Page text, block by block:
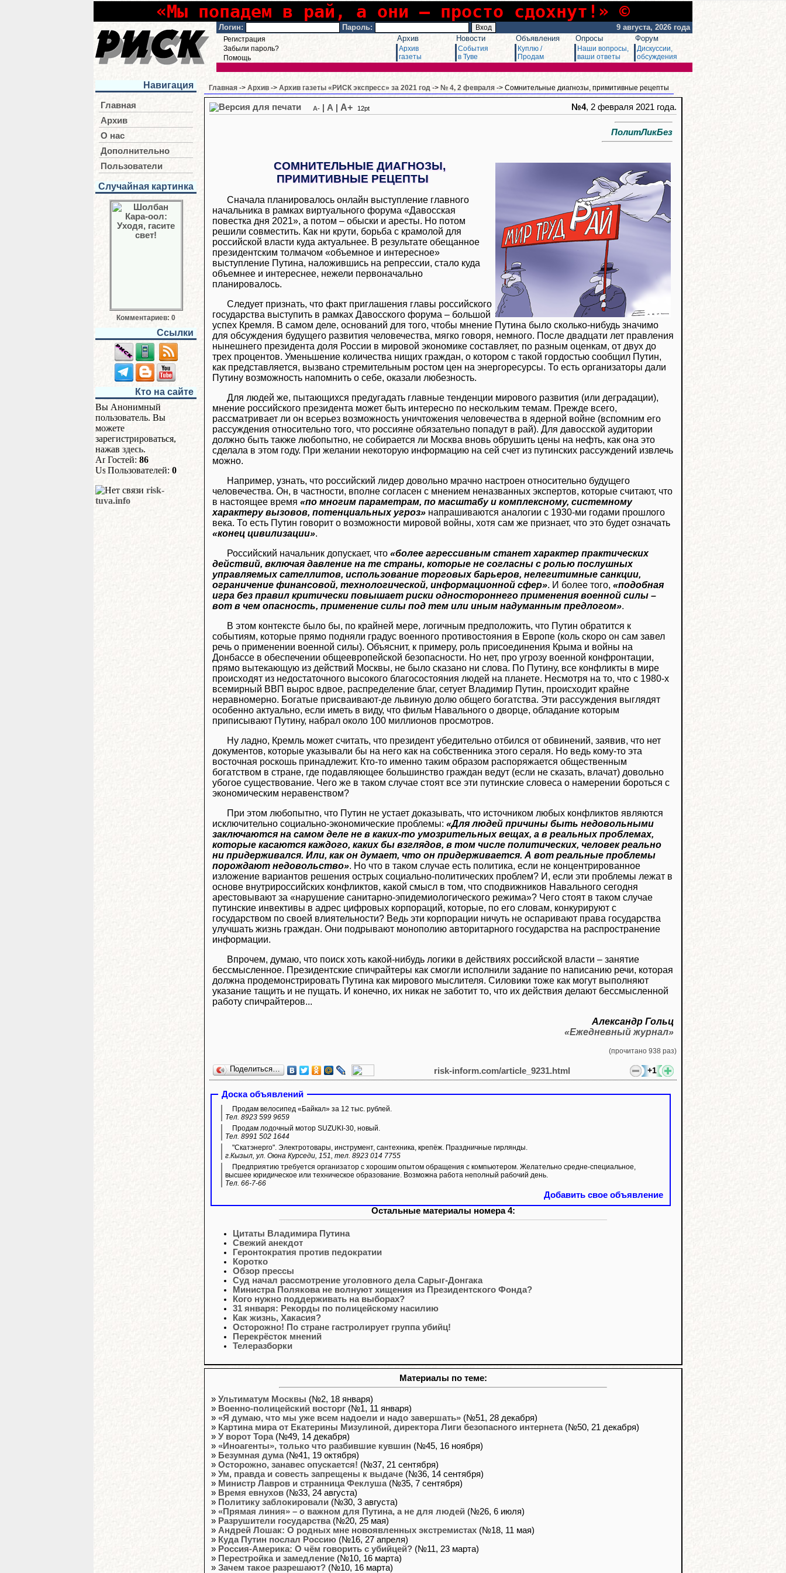
«Мы попадем в рай, а они – просто сдохнут!» ©
Логин: Пароль: 9 августа, 2026 года
Регистрация
Забыли пароль?
Помощь
Архив
Архив
газеты
Новости
События
в Туве
Объявления
Куплю /
Продам
Опросы
Наши вопросы,
ваши ответы
Форум
Дискуссии,
обсуждения
Навигация
Главная
Архив
О нас
Дополнительно
Пользователи
Случайная картинка
Комментариев: 0
Ссылки
Кто на сайте
Вы Анонимный
пользователь. Вы
можете
зарегистрироваться,
нажав здесь.
Гостей: 86
Пользователей: 0
risk-
tuva.info
Главная -> Архив -> Архив газеты «РИСК экспресс» за 2021 год -> № 4, 2 февраля -> Сомнительные диагнозы, примитивные рецепты
A- A A+ 12pt №4, 2 февраля 2021 года.
ПолитЛикБез
СОМНИТЕЛЬНЫЕ ДИАГНОЗЫ,
ПРИМИТИВНЫЕ РЕЦЕПТЫ
Сначала планировалось онлайн выступление главного
начальника в рамках виртуального форума «Давосская
повестка дня 2021», а потом – обыски и аресты. Но потом
решили совместить. Как ни крути, борьба с крамолой для
российской власти куда актуальнее. В результате обещанное
президентским толмачом «объемное и интересное»
выступление Путина, наложившись на репрессии, стало куда
объемнее и интереснее, нежели первоначально
планировалось.
Следует признать, что факт приглашения главы российского
государства выступить в рамках Давосского форума – большой
успех Кремля. В самом деле, оснований для того, чтобы мнение Путина было сколько-нибудь значимо
для обсуждения будущего развития человечества, мягко говоря, немного. После двадцати лет правления
нынешнего президента доля России в мировой экономике составляет, по разным оценкам, от двух до
трех процентов. Уменьшение количества нищих граждан, о котором с такой гордостью сообщил Путин,
как представляется, вызвано стремительным ростом цен на энергоресурсы. То есть организаторы дали
Путину возможность напомнить о себе, оказали любезность.
Для людей же, пытающихся предугадать главные тенденции мирового развития (или деградации),
мнение российского президента может быть интересно по нескольким темам. Прежде всего,
рассматривает ли он всерьез возможность уничтожения человечества в ядерной войне (вспомним его
рассуждения относительно того, что россияне обязательно попадут в рай). Для давосской аудитории
должно быть также любопытно, не собирается ли Москва вновь обрушить цены на нефть, как она это
сделала в этом году. При желании некоторую информацию на сей счет из путинских рассуждений извлечь
можно.
Например, узнать, что российский лидер довольно мрачно настроен относительно будущего
человечества. Он, в частности, вполне согласен с мнением неназванных экспертов, которые считают, что
в настоящее время «по многим параметрам, по масштабу и комплексному, системному
характеру вызовов, потенциальных угроз» напрашиваются аналогии с 1930-ми годами прошлого
века. То есть Путин говорит о возможности мировой войны, хотя сам же признает, что это будет означать
«конец цивилизации».
Российский начальник допускает, что «более агрессивным станет характер практических
действий, включая давление на те страны, которые не согласны с ролью послушных
управляемых сателлитов, использование торговых барьеров, нелегитимные санкции,
ограничение финансовой, технологической, информационной сфер». И более того, «подобная
игра без правил критически повышает риски одностороннего применения военной силы –
вот в чем опасность, применение силы под тем или иным надуманным предлогом».
В этом контексте было бы, по крайней мере, логичным предположить, что Путин обратится к
событиям, которые прямо подняли градус военного противостояния в Европе (коль скоро он сам завел
речь о применении военной силы). Объяснит, к примеру, роль присоединения Крыма и войны на
Донбассе в обеспечении общеевропейской безопасности. Но нет, про угрозу военной конфронтации,
прямо вытекающую из действий Москвы, не было сказано ни слова. По Путину, все конфликты в мире
происходят из недостаточного высокого благосостояния людей на планете. Несмотря на то, что с 1980-х
всемирный ВВП вырос вдвое, распределение благ, сетует Владимир Путин, происходит крайне
неравномерно. Богатые присваивают-де львиную долю общего богатства. Эти рассуждения выглядят
особенно актуально, если иметь в виду, что фильм Навального о дворце, обладание которым
приписывают Путину, набрал около 100 миллионов просмотров.
Ну ладно, Кремль может считать, что президент убедительно отбился от обвинений, заявив, что нет
документов, которые указывали бы на него как на собственника этого сераля. Но ведь кому-то эта
восточная роскошь принадлежит. Кто-то именно таким образом распоряжается общественным
богатством в стране, где подавляющее большинство граждан ведут (если не сказать, влачат) довольно
убогое существование. Чего же в таком случае стоят все эти путинские словеса о намерении бороться с
экономическим неравенством?
При этом любопытно, что Путин не устает доказывать, что источником любых конфликтов являются
исключительно социально-экономические проблемы: «Для людей причины быть недовольными
заключаются на самом деле не в каких-то умозрительных вещах, а в реальных проблемах,
которые касаются каждого, каких бы взглядов, в том числе политических, человек реально
ни придерживался. Или, как он думает, что он придерживается. А вот реальные проблемы
порождают недовольство». Но что в таком случае есть политика, если не концентрированное
изложение вариантов решения острых социально-политических проблем? И, если эти проблемы лежат в
основе внутрироссийских конфликтов, какой смысл в том, что сподвижников Навального сегодня
арестовывают за «нарушение санитарно-эпидемиологического режима»? Чего стоят в таком случае
путинские инвективы в адрес цифровых корпораций, которые, по его словам, конкурируют с
государством по своей влиятельности? Ведь эти корпорации ничуть не оспаривают права государства
улучшать жизнь граждан. Они подрывают монополию авторитарного государства на распространение
информации.
Впрочем, думаю, что поиск хоть какой-нибудь логики в действиях российской власти – занятие
бессмысленное. Президентские спичрайтеры как смогли исполнили задание по написанию речи, которая
должна продемонстрировать Путина как мирового мыслителя. Силовики тоже как могут выполняют
указание тащить и не пущать. И конечно, их никак не заботит то, что их действия делают бессмысленной
работу спичрайтеров...
Александр Гольц
«Ежедневный журнал»
(прочитано 938 раз)
Поделиться… +1
risk-inform.com/article_9231.html
Доска объявлений
Продам велосипед «Байкал» за 12 тыс. рублей.
Тел. 8923 599 9659
Продам лодочный мотор SUZUKI-30, новый.
Тел. 8991 502 1644
"Скатэнерго". Электротовары, инструмент, сантехника, крепёж. Праздничные гирлянды.
г.Кызыл, ул. Оюна Курседи, 151, тел. 8923 014 7755
Предприятию требуется организатор с хорошим опытом обращения с компьютером. Желательно средне-специальное,
высшее юридическое или техническое образование. Возможна работа неполный рабочий день.
Тел. 66-7-66
Добавить свое объявление
Остальные материалы номера 4:
Цитаты Владимира Путина
Свежий анекдот
Геронтократия против педократии
Коротко
Обзор прессы
Суд начал рассмотрение уголовного дела Сарыг-Донгака
Министра Полякова не волнуют хищения из Президентского Фонда?
Кого нужно поддерживать на выборах?
31 января: Рекорды по полицейскому насилию
Как жизнь, Хакасия?
Осторожно! По стране гастролирует группа убийц!
Перекрёсток мнений
Телеразборки
Материалы по теме:
» Ультиматум Москвы (№2, 18 января)
» Военно-полицейский восторг (№1, 11 января)
» «Я думаю, что мы уже всем надоели и надо завершать» (№51, 28 декабря)
» Картина мира от Екатерины Мизулиной, директора Лиги безопасного интернета(№50, 21 декабря)
» У ворот Тора(№49, 14 декабря)
» «Иноагенты», только что разбившие кувшин (№45, 16 ноября)
» Безумная дума(№41, 19 октября)
» Осторожно, занавес опускается! (№37, 21 сентября)
» Ум, правда и совесть запрещены к выдаче (№36, 14 сентября)
» Министр Лавров и странница Феклуша(№35, 7 сентября)
» Время евнухов (№33, 24 августа)
» Политику заблокировали (№30, 3 августа)
» «Прямая линия» – о важном для Путина, а не для людей (№26, 6 июля)
» Разрушители государства(№20, 25 мая)
» Андрей Лошак: О родных мне новоявленных экстремистах (№18, 11 мая)
» Куда Путин послал Россию (№16, 27 апреля)
» Россия-Америка: О чём говорить с убийцей? (№11, 23 марта)
» Перестройка и замедление (№10, 16 марта)
» Зачем такое разрешают? (№10, 16 марта)